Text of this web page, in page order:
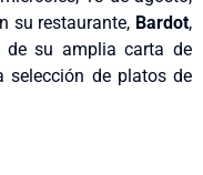
su restaurante, Bardot,
de su amplia carta de
selección de platos de